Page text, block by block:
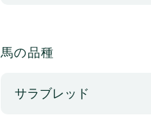
馬の品種